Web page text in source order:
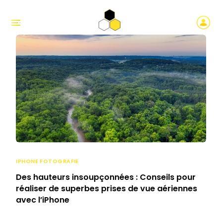
IPHONE FOTOGRAFIE
Des hauteurs insoupçonnées : Conseils pour
réaliser de superbes prises de vue aériennes
avec l’iPhone